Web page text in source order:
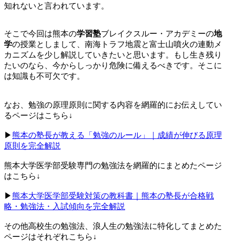
知れないと言われています。
そこで今回は熊本の学習塾ブレイクスルー・アカデミーの地
学の授業としまして、南海トラフ地震と富士山噴火の連動メ
カニズムを少し解説していきたいと思います。もし生き残り
たいのなら、今からしっかり危険に備えるべきです。そこに
は知識も不可欠です。
なお、勉強の原理原則に関する内容を網羅的にお伝えしてい
るページはこちら↓
▶︎熊本の塾長が教える「勉強のルール」｜成績が伸びる原理
原則を完全解説
熊本大学医学部受験専門の勉強法を網羅的にまとめたページ
はこちら↓
▶︎熊本大学医学部受験対策の教科書｜熊本の塾長が合格戦
略・勉強法・入試傾向を完全解説
その他高校生の勉強法、浪人生の勉強法に特化してまとめた
ページはそれぞれこちら↓